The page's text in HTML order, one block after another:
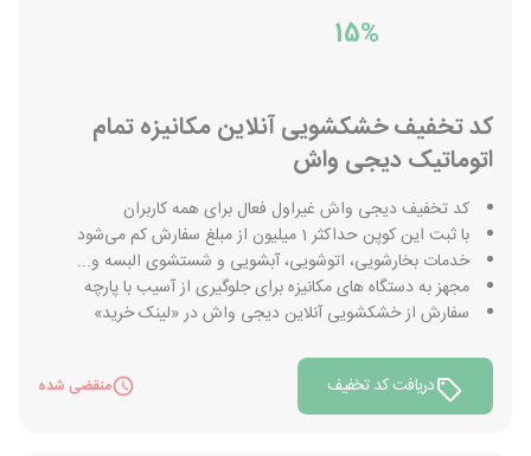
15%
کد تخفیف خشکشویی آنلاین مکانیزه تمام
اتوماتیک دیجی واش
کد تخفیف دیجی واش غیراول فعال برای همه کاربران
با ثبت این کوپن حداکثر 1 میلیون از مبلغ سفارش کم می‌شود
خدمات بخارشویی، اتوشویی، آبشویی و شستشوی البسه و...
مجهز به دستگاه های مکانیزه برای جلوگیری از آسیب با پارچه
سفارش از خشکشویی آنلاین دیجی واش در «لینک خرید»
دریافت کد تخفیف منقضی شده